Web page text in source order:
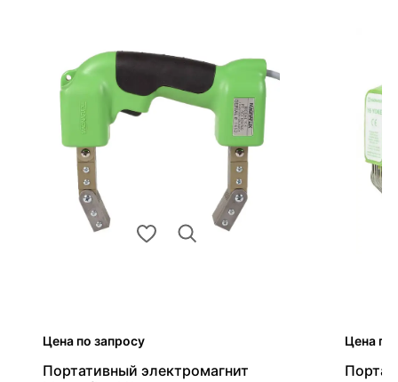
Цена по запросу
Портативный электромагнит
Цена по